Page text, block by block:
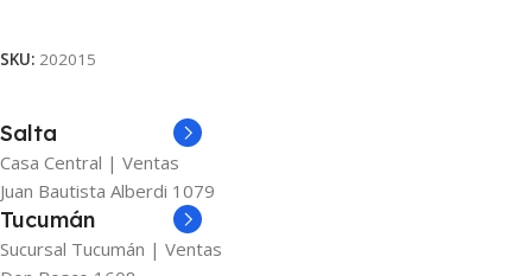
SKU: 202015
Salta
Casa Central | Ventas
Juan Bautista Alberdi 1079
Tucumán
Sucursal Tucumán | Ventas